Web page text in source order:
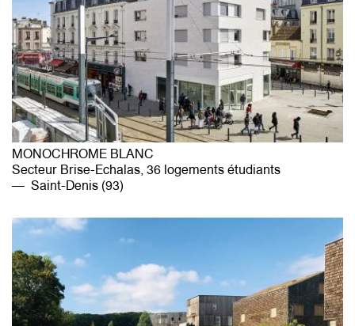
MONOCHROME BLANC
Secteur Brise-Echalas, 36 logements étudiants
Saint-Denis (93)